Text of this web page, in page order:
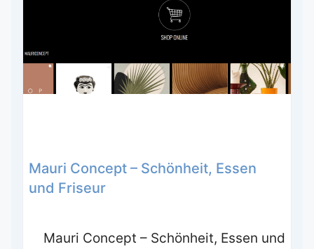
Mauri Concept – Schönheit, Essen
und Friseur
Mauri Concept – Schönheit, Essen und